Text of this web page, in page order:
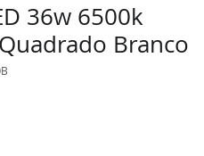
36w 6500k
Branco